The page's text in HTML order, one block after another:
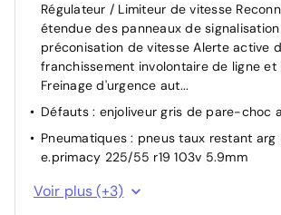
Régulateur / Limiteur de vitesse
étendue des panneaux de
préconisation de vitesse Alerte active
franchissement involontaire de ligne
Freinage d'urgence aut...
Défauts : enjoliveur gris de pare-choc
Pneumatiques : pneus taux restant arg
e.primacy 225/55 r19 103v 5.9mm
Pneumatiques : pneus taux restant avg
e.primacy 225/55 r19 103v 5.8mm
Voir plus (+3)